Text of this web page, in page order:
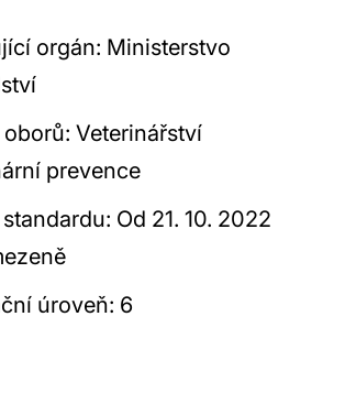
orgán: Ministerstvo
Veterinářství
prevence
Od 21. 10. 2022
úroveň: 6